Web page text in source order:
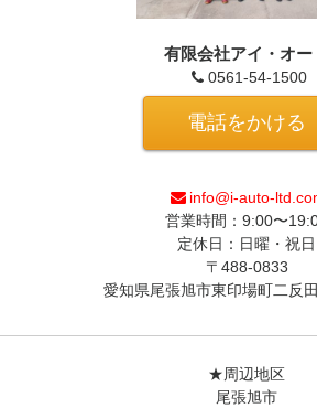
有限会社アイ・オー
0561-54-1500
電話をかける
info@i-auto-
営業時間：9:00〜
定休日：日曜・祝日
〒488-0833
愛知県尾張旭市東印場町二反
★周辺地区
尾張旭市